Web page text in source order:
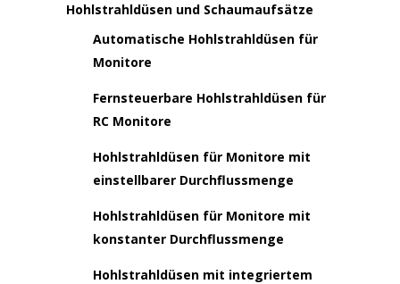
Hohlstrahldüsen und Schaumaufsätze
Automatische Hohlstrahldüsen für
Monitore
Fernsteuerbare Hohlstrahldüsen für
RC Monitore
Hohlstrahldüsen für Monitore mit
einstellbarer Durchflussmenge
Hohlstrahldüsen für Monitore mit
konstanter Durchflussmenge
Hohlstrahldüsen mit integriertem